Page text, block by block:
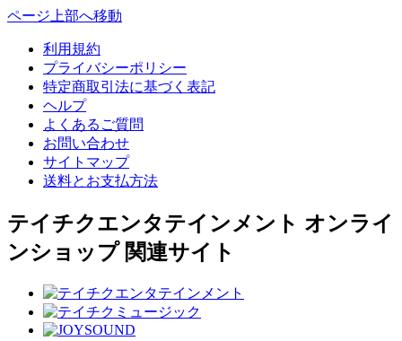
ページ上部へ移動
利用規約
プライバシーポリシー
特定商取引法に基づく表記
ヘルプ
よくあるご質問
お問い合わせ
サイトマップ
送料とお支払方法
テイチクエンタテインメント オンライ
ンショップ 関連サイト